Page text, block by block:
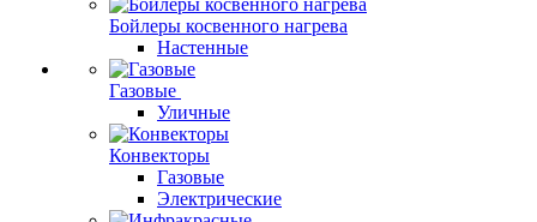
Бойлеры косвенного нагрева
Настенные
Газовые
Уличные
Конвекторы
Газовые
Электрические